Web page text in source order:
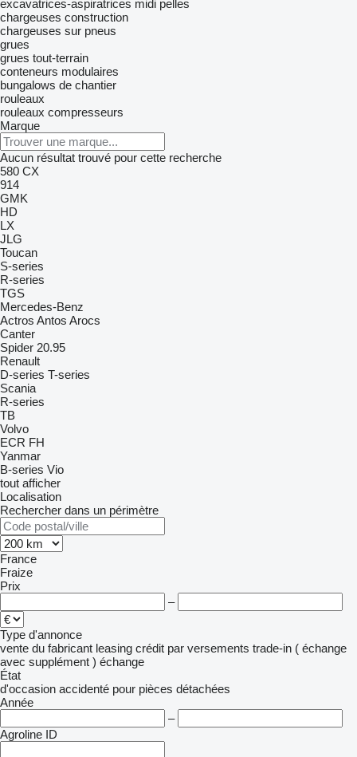
excavatrices-aspiratrices midi pelles
chargeuses construction
chargeuses sur pneus
grues
grues tout-terrain
conteneurs modulaires
bungalows de chantier
rouleaux
rouleaux compresseurs
Marque
Aucun résultat trouvé pour cette recherche
580 CX
914
GMK
HD
LX
JLG
Toucan
S-series
R-series
TGS
Mercedes-Benz
Actros Antos Arocs
Canter
Spider 20.95
Renault
D-series T-series
Scania
R-series
TB
Volvo
ECR FH
Yanmar
B-series Vio
tout afficher
Localisation
Rechercher dans un périmètre
France
Fraize
Prix
–
Type d'annonce
vente du fabricant leasing crédit par versements trade-in ( échange
avec supplément ) échange
État
d'occasion accidenté pour pièces détachées
Année
–
Agroline ID